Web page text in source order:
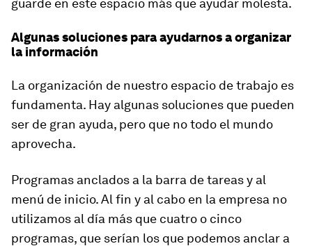
guarde en este espacio más que ayudar molesta.
Algunas soluciones para ayudarnos a organizar
la información
La organización de nuestro espacio de trabajo es
fundamenta. Hay algunas soluciones que pueden
ser de gran ayuda, pero que no todo el mundo
aprovecha.
Programas anclados a la barra de tareas y al
menú de inicio. Al fin y al cabo en la empresa no
utilizamos al día más que cuatro o cinco
programas, que serían los que podemos anclar a